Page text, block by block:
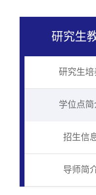
研究生
研究生培
学位点简
招生信
导师简